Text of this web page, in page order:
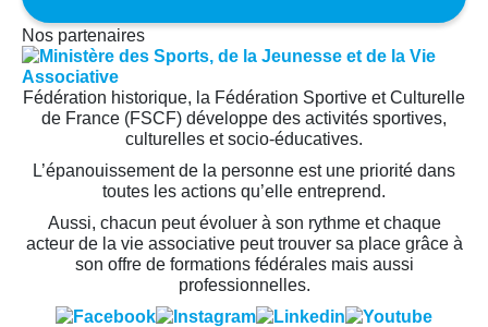
Nos partenaires
Fédération historique, la Fédération Sportive et Culturelle
de France (FSCF) développe des activités sportives,
culturelles et socio-éducatives.
L’épanouissement de la personne est une priorité dans
toutes les actions qu’elle entreprend.
Aussi, chacun peut évoluer à son rythme et chaque
acteur de la vie associative peut trouver sa place grâce à
son offre de formations fédérales mais aussi
professionnelles.